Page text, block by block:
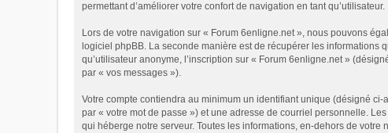
permettant d’améliorer votre confort de navigation en tant qu’utilisateur.
Lors de votre navigation sur « Forum 6enligne.net », nous pouvons
logiciel phpBB. La seconde manière est de récupérer les
qu’utilisateur anonyme, l’inscription sur « Forum 6enligne.net »
par « vos messages »).
Votre compte contiendra au minimum un identifiant unique (désigné
par « votre mot de passe ») et une adresse de courriel personnelle.
qui héberge notre serveur. Toutes les informations, en-dehors de